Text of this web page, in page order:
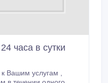
часа в сутки